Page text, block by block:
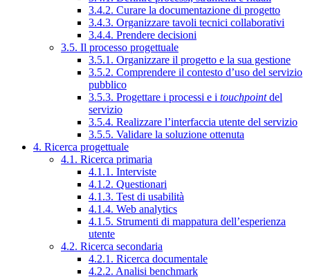
3.4.2. Curare la documentazione di progetto
3.4.3. Organizzare tavoli tecnici collaborativi
3.4.4. Prendere decisioni
3.5. Il processo progettuale
3.5.1. Organizzare il progetto e la sua gestione
3.5.2. Comprendere il contesto d’uso del servizio
pubblico
3.5.3. Progettare i processi e i touchpointdel
servizio
3.5.4. Realizzare l’interfaccia utente del servizio
3.5.5. Validare la soluzione ottenuta
4. Ricerca progettuale
4.1. Ricerca primaria
4.1.1. Interviste
4.1.2. Questionari
4.1.3. Test di usabilità
4.1.4. Web analytics
4.1.5. Strumenti di mappatura dell’esperienza
utente
4.2. Ricerca secondaria
4.2.1. Ricerca documentale
4.2.2. Analisi benchmark